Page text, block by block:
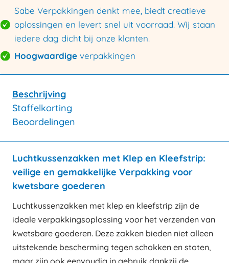
Sabe Verpakkingen denkt mee, biedt creatieve
oplossingen en levert snel uit voorraad. Wij staan
iedere dag dicht bij onze klanten.
Hoogwaardige verpakkingen
Beschrijving
Staffelkorting
Beoordelingen
Luchtkussenzakken met Klep en Kleefstrip:
veilige en gemakkelijke Verpakking voor
kwetsbare goederen
Luchtkussenzakken met klep en kleefstrip zijn de
ideale verpakkingsoplossing voor het verzenden van
kwetsbare goederen. Deze zakken bieden niet alleen
uitstekende bescherming tegen schokken en stoten,